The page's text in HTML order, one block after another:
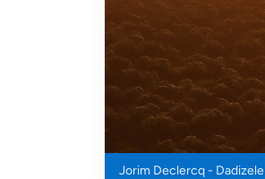
Jorim Declercq - Dadizele